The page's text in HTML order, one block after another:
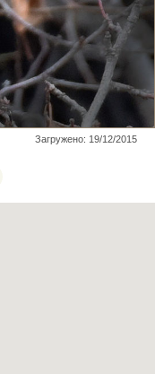
Загружено: 19/12/2015